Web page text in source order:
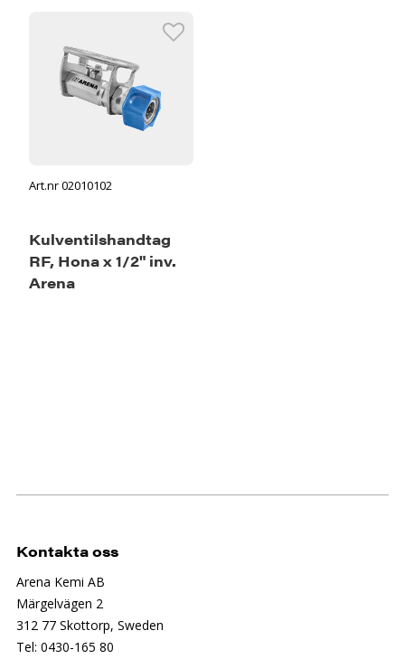
Art.nr 02010102
Kulventilshandtag
RF, Hona x 1/2" inv.
Arena
Kontakta oss
Arena Kemi AB
Märgelvägen 2
312 77 Skottorp, Sweden
Tel: 0430-165 80